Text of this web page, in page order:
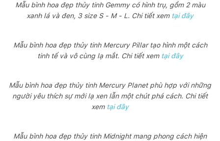
Mẫu bình hoa đẹp thủy tinh Gemmy có hình trụ, gồm 2 màu
xanh lá và đen, 3 size S - M - L. Chi tiết xem tại đây
Mẫu bình hoa đẹp thủy tinh Mercury Pillar tạo hình một cách
tinh tế và vô cùng lạ mắt. Chi tiết xem tại đây
Mẫu bình hoa đẹp thủy tinh Mercury Planet phù hợp với những
người yêu thích sự mới lạ xen lẫn một chút phá cách. Chi tiết
xem tại đây
Mẫu bình hoa đẹp thủy tinh Midnight mang phong cách hiện